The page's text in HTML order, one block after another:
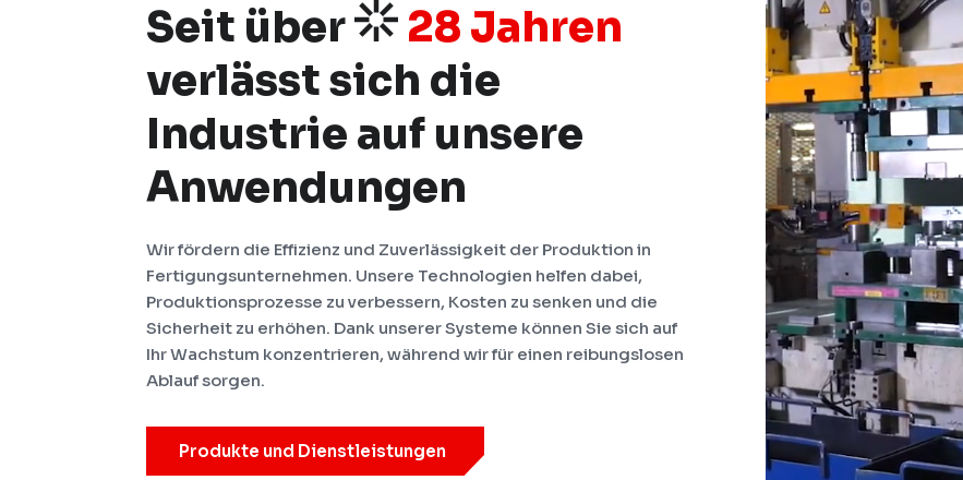
Seit über
28 Jahren
verlässt sich die
Industrie auf unsere
Anwendungen
Wir fördern die Effizienz und Zuverlässigkeit der Produktion in
Fertigungsunternehmen. Unsere Technologien helfen dabei,
Produktionsprozesse zu verbessern, Kosten zu senken und die
Sicherheit zu erhöhen. Dank unserer Systeme können Sie sich auf
Ihr Wachstum konzentrieren, während wir für einen reibungslosen
Ablauf sorgen.
Produkte und Dienstleistungen